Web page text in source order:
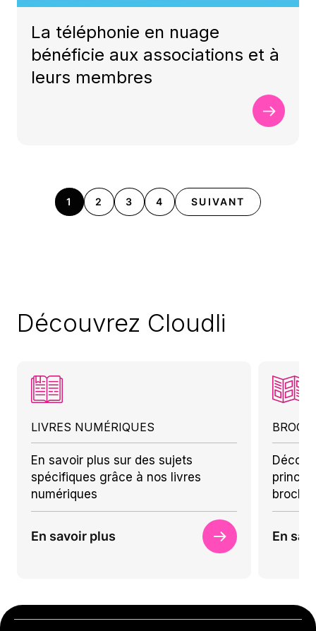
La téléphonie en nuage
bénéficie aux associations et à
leurs membres
1 2 3 4 SUIVANT
Découvrez Cloudli
LIVRES NUMÉRIQUES
En savoir plus sur des sujets
spécifiques grâce à nos livres
numériques
En savoir plus En